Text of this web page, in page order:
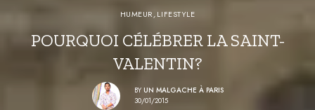
HUMEUR,LIFESTYLE
POURQUOI CÉLÉBRER LA SAINT-
VALENTIN?
BY UN MALGACHE À PARIS
30/01/2015